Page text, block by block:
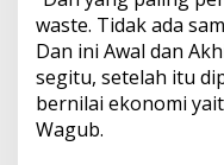
waste. Tidak ada
Dan ini Awal dan
segitu, setelah itu
bernilai ekonomi
Wagub.